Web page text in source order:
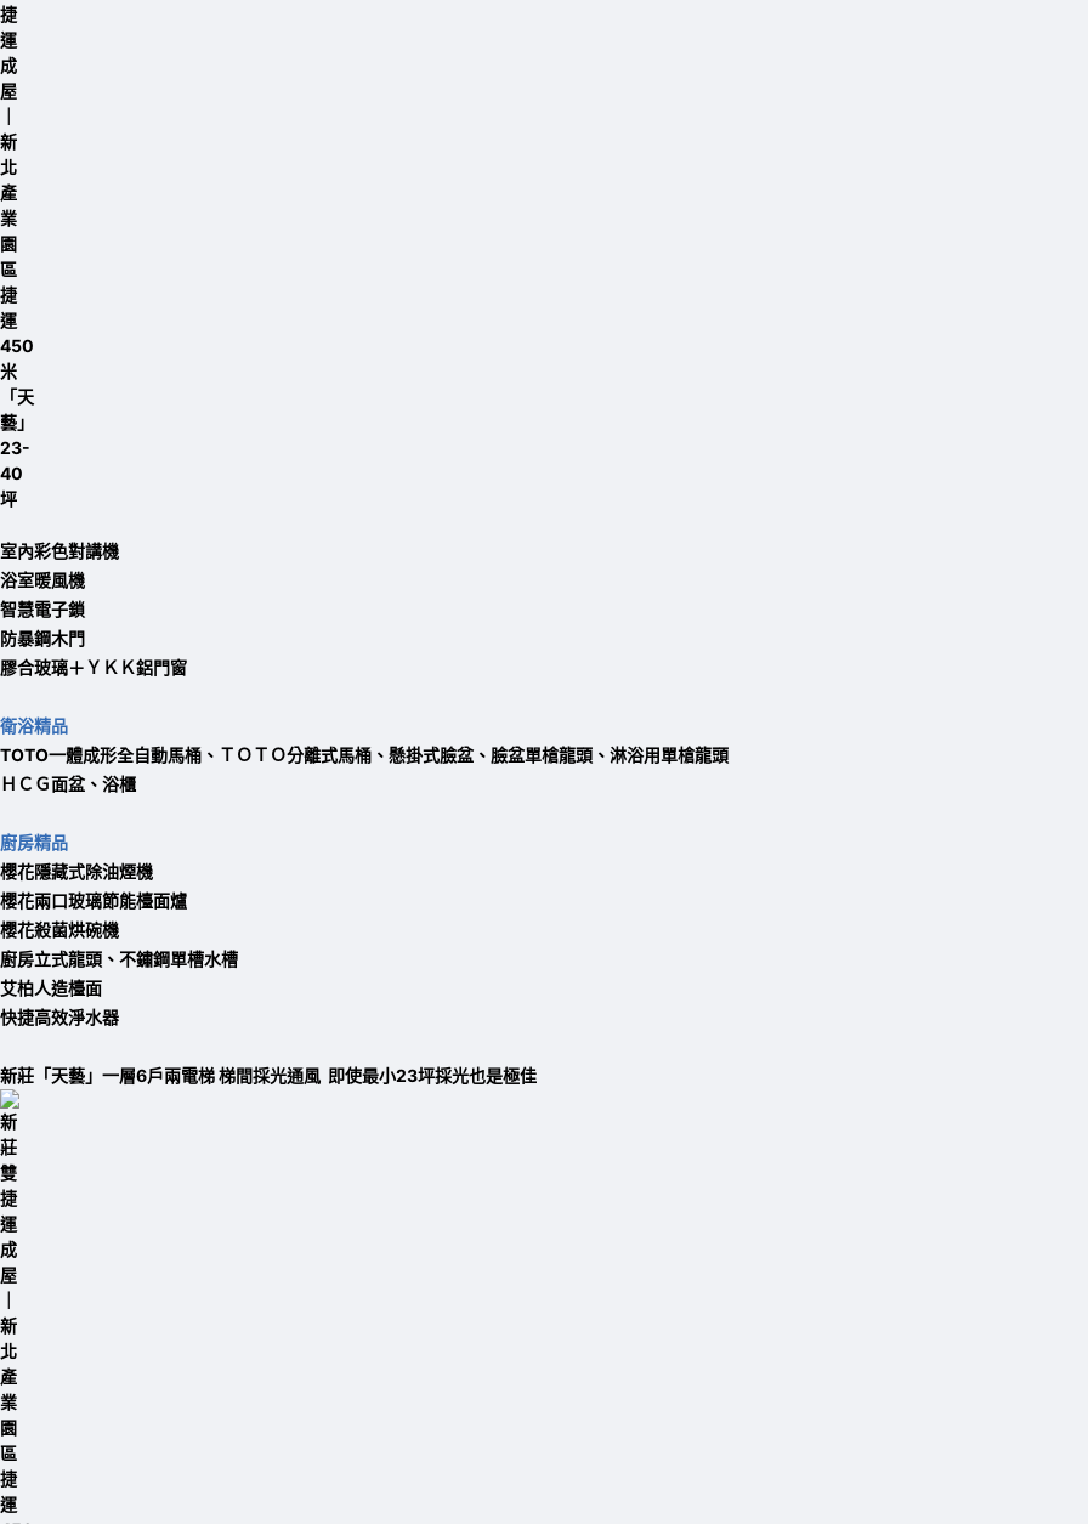
室內彩色對講機
浴室暖風機
智慧電子鎖
防暴鋼木門
膠合玻璃＋ＹＫＫ鋁門窗
衛浴精品
TOTO一體成形全自動馬桶、ＴＯＴＯ分離式馬桶、懸掛式臉盆、臉盆單槍龍頭、淋浴用單槍龍頭
ＨＣＧ面盆、浴櫃
廚房精品
櫻花隱藏式除油煙機
櫻花兩口玻璃節能檯面爐
櫻花殺菌烘碗機
廚房立式龍頭 、不鏽鋼單槽水槽
艾柏人造檯面
快捷高效淨水器
新莊「天藝」一層6戶兩電梯 梯間採光通風 即使最小23坪採光也是極佳